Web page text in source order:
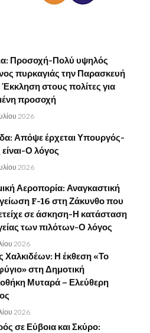
Προσοχή-Πολύ υψηλός
πυρκαγιάς την Παρασκευή
στους πολίτες για
προσοχή
2026
Απόψε έρχεται Υπουργός-
είναι-Ο λόγος
2026
Αεροπορία: Αναγκαστική
F-16 στη Ζάκυνθο που
σε άσκηση-Η κατάσταση
των πιλότων-Ο λόγος
2026
Χαλκιδέων: Η έκθεση «Το
στη Δημοτική
Μυταρά – Ελεύθερη
2026
σε Εύβοια και Σκύρο: